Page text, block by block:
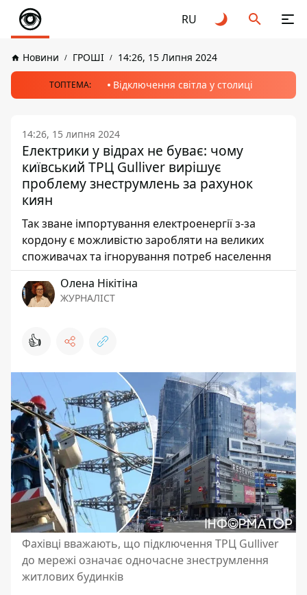
RU
Новини ГРОШІ 14:26, 15 Липня 2024
ТОПТЕМА: Відключення світла у столиці
14:26, 15 липня 2024
Електрики у відрах не буває: чому
київський ТРЦ Gulliver вирішує
проблему знеструмлень за рахунок
киян
Так зване імпортування електроенергії з-за
кордону є можливістю заробляти на великих
споживачах та ігнорування потреб населення
Олена Нікітіна
ЖУРНАЛІСТ
👍
Фахівці вважають, що підключення ТРЦ Gulliver
до мережі означає одночасне знеструмлення
житлових будинків